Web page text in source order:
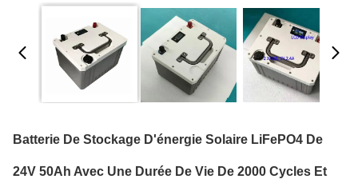
Batterie De Stockage D'énergie Solaire LiFePO4 De
24V 50Ah Avec Une Durée De Vie De 2000 Cycles Et